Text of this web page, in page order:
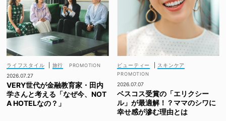
ライフスタイル
旅行
2026.07.27
VERY世代が金融教育家・田内
学さんと考える「なぜ今、NOT
A HOTELなの？」
ビューティー スキンケア
2026.07.07
ベスコス受賞の「エリクシー
ル」が最適解！？ママのシワに
幸せ感が滲む理由とは